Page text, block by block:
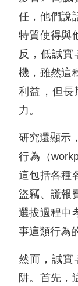
任，他們說
特質使得與
反，低誠實
機，雖然這
利益，但長
力。
研究還顯示
行為（
這包括各種
盜竊、謊報
選拔過程中
事這類行為
然而，誠實
阱。首先，